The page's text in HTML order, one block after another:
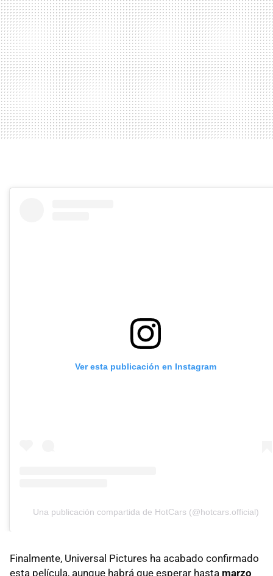
Ver esta publicación en Instagram
Una publicación compartida de HotCars (@hotcars.official)
Finalmente, Universal Pictures ha acabado confirmado
esta película, aunque habrá que esperar hasta marzo